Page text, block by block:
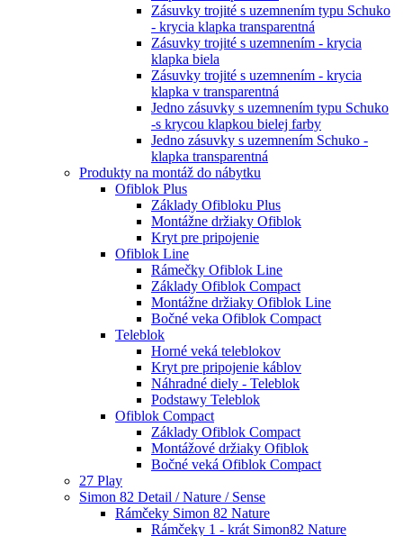
Zásuvky trojité s uzemnením typu Schuko
- krycia klapka transparentná
Zásuvky trojité s uzemnením - krycia
klapka biela
Zásuvky trojité s uzemnením - krycia
klapka v transparentná
Jedno zásuvky s uzemnením typu Schuko
-s krycou klapkou bielej farby
Jedno zásuvky s uzemnením Schuko -
klapka transparentná
Produkty na montáž do nábytku
Ofiblok Plus
Základy Ofibloku Plus
Montážne držiaky Ofiblok
Kryt pre pripojenie
Ofiblok Line
Rámečky Ofiblok Line
Základy Ofiblok Compact
Montážne držiaky Ofiblok Line
Bočné veka Ofiblok Compact
Teleblok
Horné veká teleblokov
Kryt pre pripojenie káblov
Náhradné diely - Teleblok
Podstawy Teleblok
Ofiblok Compact
Základy Ofiblok Compact
Montážové držiaky Ofiblok
Bočné veká Ofiblok Compact
27 Play
Simon 82 Detail / Nature / Sense
Rámčeky Simon 82 Nature
Rámčeky 1 - krát Simon82 Nature